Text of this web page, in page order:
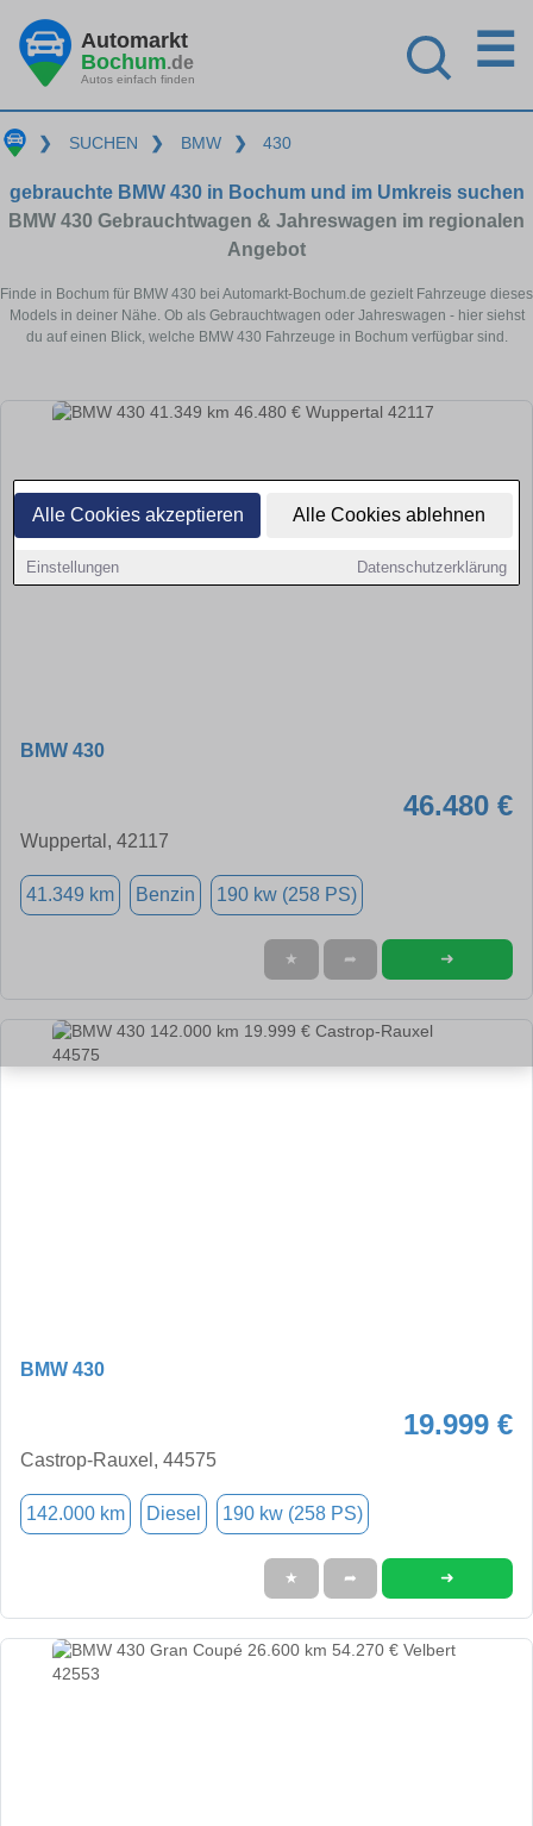
Alle Cookies akzeptieren Alle Cookies ablehnen
Einstellungen Datenschutzerklärung
Automarkt
Bochum.de
Autos einfach finden
☰
❯ SUCHEN ❯ BMW ❯ 430
gebrauchte BMW 430 in Bochum und im Umkreis suchen
BMW 430 Gebrauchtwagen & Jahreswagen im regionalen
Angebot
Finde in Bochum für BMW 430 bei Automarkt-Bochum.de gezielt Fahrzeuge dieses
Models in deiner Nähe. Ob als Gebrauchtwagen oder Jahreswagen - hier siehst
du auf einen Blick, welche BMW 430 Fahrzeuge in Bochum verfügbar sind.
BMW 430
46.480 €
Wuppertal, 42117
41.349 km Benzin 190 kw (258 PS)
★ ➦ ➜
BMW 430
19.999 €
Castrop-Rauxel, 44575
142.000 km Diesel 190 kw (258 PS)
★ ➦ ➜